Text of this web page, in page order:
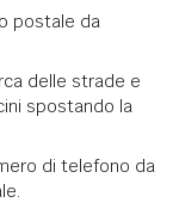
postale da
delle strade e
spostando la
di telefono da